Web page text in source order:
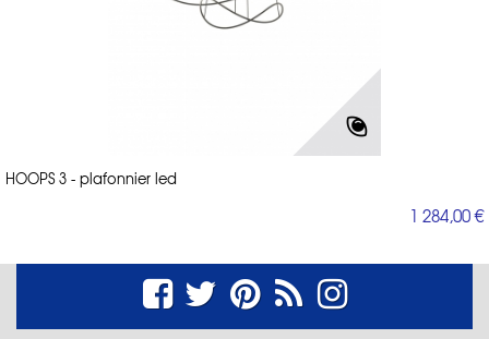
HOOPS 3 - plafonnier led
1 284,00 €